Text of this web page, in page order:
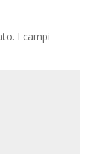
I campi